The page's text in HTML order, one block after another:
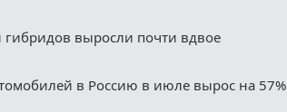
выросли почти вдвое
в Россию в июле вырос на 57%